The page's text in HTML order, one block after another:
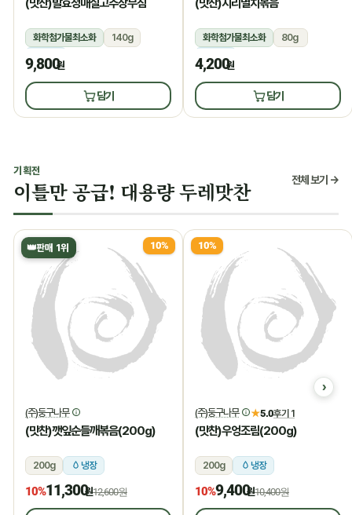
화학첨가물최소화
140g
냉장
9,800원
담기
화학첨가물최소화
80g
냉장
4,200원
담기
기획전
이틀만 공급! 대용량 두레맛찬 전체 보기 →
👑판매 1위 10%
(주)둥구나무
(맛찬)깻잎순들깨볶음(200g)
200g 냉장
10%11,300원12,600원
10%
(주)둥구나무 ★5.0후기 1
(맛찬)우엉조림(200g)
200g 냉장
10%9,400원10,400원